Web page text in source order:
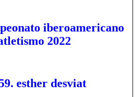
iberoamericano
2022
esther desviat